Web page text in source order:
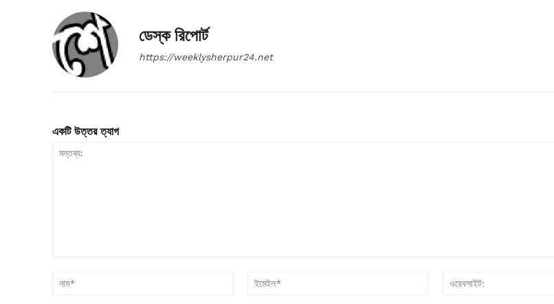
ডেস্ক রিপোর্ট
https://weeklysherpur24.net
একটি উত্তর ত্যাগ
ইমেইল*